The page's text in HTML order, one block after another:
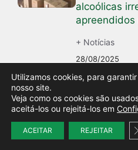
alcoólicas
apreendidos
+ Notícias
28/08/2025
Utilizamos cookies, para
nosso site.
Veja como os cookies são
aceitá-los ou rejeitá-los em
ACEITAR REJEITAR